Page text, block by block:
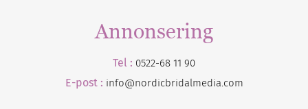
Annonsering
Tel : 0522-68 11 90
E-post : info@nordicbridalmedia.com